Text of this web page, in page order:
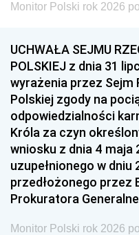
1996
1993
1990
1987
1984
1981
1978
1975
Monitor Polski rok 2026
UCHWAŁA SEJMU
POLSKIEJ z dnia 31
wyrażenia przez
Polskiej zgody na
odpowiedzialności
Króla za czyn
wniosku z dnia 4 maja
uzupełnionego w dniu
przedłożonego przez
Prokuratora
Monitor Polski rok 2026